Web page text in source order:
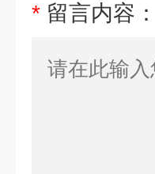
* 留言内容：